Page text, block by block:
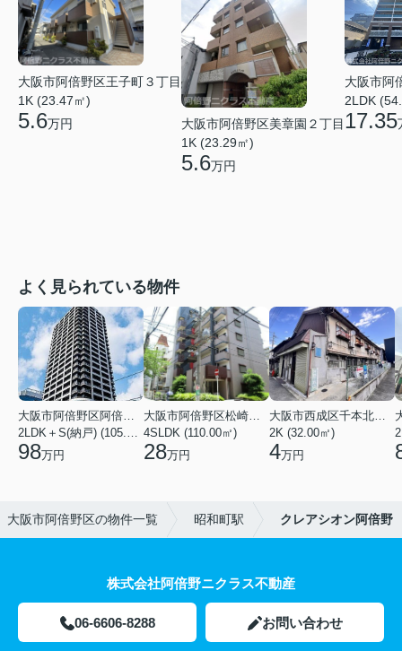
大阪市阿倍野区王子町３丁目
1K (23.47㎡)
5.6万円
大阪市阿倍野区美章園２丁目
1K (23.29㎡)
5.6万円
大阪市阿
2LDK
17.35
よく見られている物件
98万円
4SLDK (110.00㎡)
28万円
2K (32.00㎡)
4万円
大阪市阿倍野区の物件一覧 昭和町駅 クレアシオン阿倍野
株式会社阿倍野ニクラス不動産
06-6606-8288 お問い合わせ